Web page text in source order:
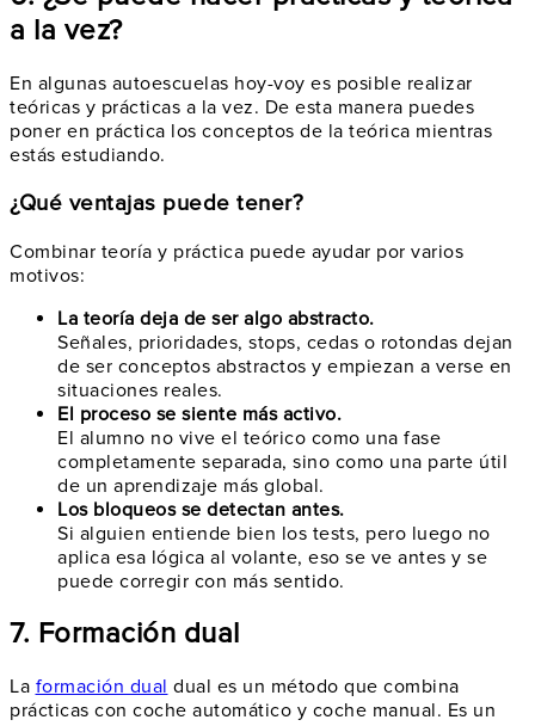
a la vez?
En algunas autoescuelas hoy-voy es posible realizar
teóricas y prácticas a la vez. De esta manera puedes
poner en práctica los conceptos de la teórica mientras
estás estudiando.
¿Qué ventajas puede tener?
Combinar teoría y práctica puede ayudar por varios
motivos:
La teoría deja de ser algo abstracto.
Señales, prioridades, stops, cedas o rotondas dejan
de ser conceptos abstractos y empiezan a verse en
situaciones reales.
El proceso se siente más activo.
El alumno no vive el teórico como una fase
completamente separada, sino como una parte útil
de un aprendizaje más global.
Los bloqueos se detectan antes.
Si alguien entiende bien los tests, pero luego no
aplica esa lógica al volante, eso se ve antes y se
puede corregir con más sentido.
7. Formación dual
La formación dual dual es un método que combina
prácticas con coche automático y coche manual. Es un